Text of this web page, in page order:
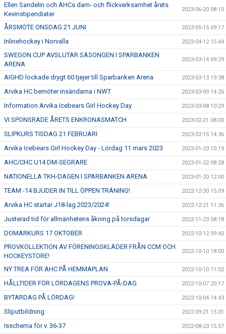
Ellen Sandelin och AHCs dam- och flickverksamhet årets
Kevinstipendiater
2023-06-20 08:10
ÅRSMÖTE ONSDAG 21 JUNI 2023-05-15 09:17
Inlinehockey i Norvalla 2023-04-12 15:44
SWEGON CUP AVSLUTAR SÄSONGEN I SPARBANKEN
ARENA
2023-03-14 09:29
AIGHD lockade drygt 60 tjejer till Sparbanken Arena 2023-03-13 19:38
Arvika HC bemöter insändarna i NWT 2023-03-09 14:26
Information Arvika Icebears Girl Hockey Day 2023-03-08 10:29
VI SPONSRADE ÅRETS ENKRONASMATCH 2023-02-21 08:00
SLIPKURS TISDAG 21 FEBRUARI 2023-02-15 14:36
Arvika Icebears Girl Hockey Day - Lördag 11 mars 2023 2023-01-23 10:19
AHC/CHC U14 DM-SEGRARE 2023-01-22 08:28
NATIONELLA TKH-DAGEN I SPARBANKEN ARENA 2023-01-20 12:00
TEAM -14 BJUDER IN TILL ÖPPEN TRÄNING! 2022-12-30 15:09
Arvika HC startar J18-lag 2023/2024! 2022-12-21 11:36
Justerad tid för allmänhetens åkning på torsdagar 2022-11-23 08:18
DOMARKURS 17 OKTOBER 2022-10-12 09:40
PROVKOLLEKTION AV FÖRENINGSKLÄDER FRÅN CCM OCH
HOCKEYSTORE!
2022-10-10 18:00
NY TREA FÖR AHC PÅ HEMMAPLAN 2022-10-10 11:02
HÅLLTIDER FÖR LÖRDAGENS PROVA-PÅ-DAG 2022-10-07 20:17
BYTARDAG PÅ LÖRDAG! 2022-10-04 14:43
Sliputbildning 2022-09-21 15:31
Isschema för v. 36-37 2022-08-23 15:57